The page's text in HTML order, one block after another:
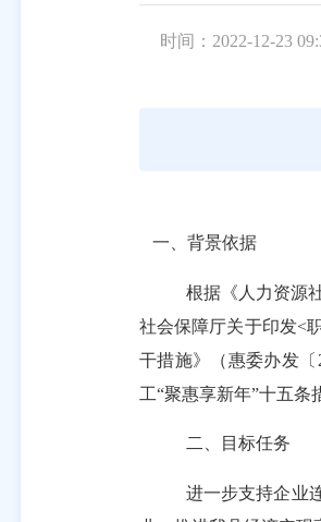
时间：2022-12-23
一、背景依据
根据《人力资源
社会保障厅关于印发<
干措施》（惠委办发〔
工“聚惠享新年”十五条
二、目标任务
进一步支持企业